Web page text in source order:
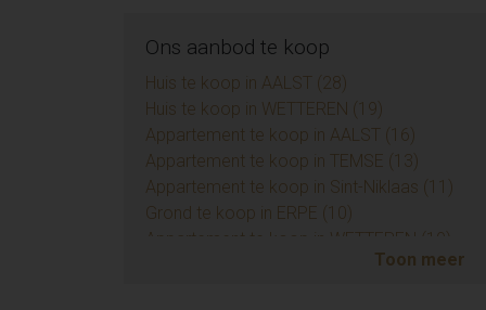
Ons aanbod te koop
Huis te koop in AALST (28)
Huis te koop in WETTEREN (19)
Appartement te koop in AALST (16)
Appartement te koop in TEMSE (13)
Appartement te koop in Sint-Niklaas (11)
Grond te koop in ERPE (10)
Appartement te koop in WETTEREN (10)
Handelspand te koop in AALST (9)Toon meer